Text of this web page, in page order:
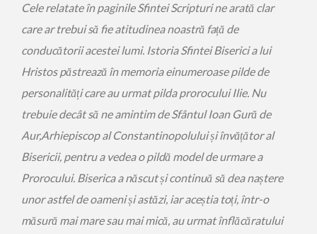
Cele relatate în paginile Sfintei Scripturi ne arată clar
care ar trebui să fie atitudinea noastră față de
conducătorii acestei lumi. Istoria Sfintei Biserici a lui
Hristos păstrează în memoria einumeroase pilde de
personalități care au urmat pilda prorocului Ilie. Nu
trebuie decât să ne amintim de Sfântul Ioan Gură de
Aur,Arhiepiscop al Constantinopolului și învățător al
Bisericii, pentru a vedea o pildă model de urmare a
Prorocului. Biserica a născut și continuă să dea naștere
unor astfel de oameni și astăzi, iar aceștia toți, într-o
măsură mai mare sau mai mică, au urmat înflăcăratului